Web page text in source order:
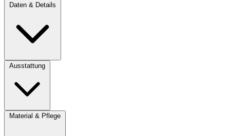
Daten & Details
Ausstattung
Material & Pflege